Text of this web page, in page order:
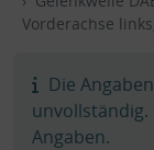
Vorderachse links,
Die
unvollständig.
Angaben.